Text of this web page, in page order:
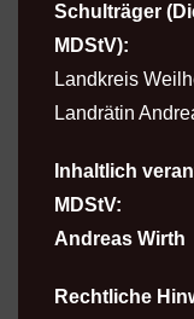
Schulträger
MDStV):
Landkreis
Landrätin
Inhaltlich
MDStV:
Andreas Wirth
Rechtliche